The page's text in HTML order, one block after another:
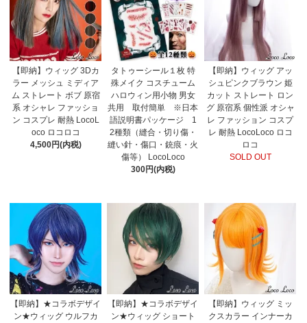
【即納】ウィッグ 3Dカ
ラー メッシュ ミディア
ム ストレート ボブ 原宿
系 オシャレ ファッショ
ン コスプレ 耐熱 LocoL
oco ロコロコ
4,500円(内税)
タトゥーシール１枚 特
殊メイク コスチューム
ハロウィン用小物 男女
共用 取付簡単 ※日本
語説明書パッケージ 1
2種類（縫合・切り傷・
縫い針・傷口・銃痕・火
傷等） LocoLoco
300円(内税)
【即納】ウィッグ アッ
シュピンクブラウン 姫
カット ストレート ロン
グ 原宿系 個性派 オシャ
レ ファッション コスプ
レ 耐熱 LocoLoco ロコ
ロコ
SOLD OUT
【即納】★コラボデザイ
ン★ウィッグ ウルフカ
【即納】★コラボデザイ
ン★ウィッグ ショート
【即納】ウィッグ ミッ
クスカラー インナーカ